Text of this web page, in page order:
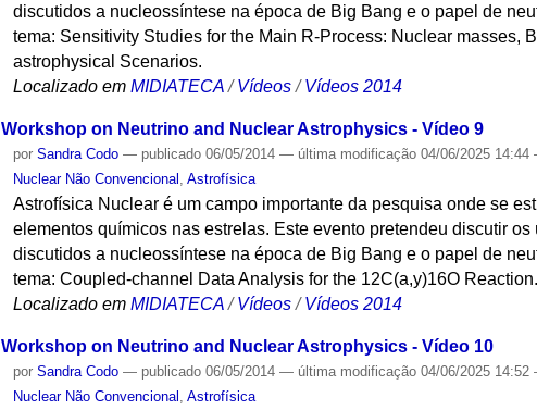
discutidos a nucleossíntese na época de Big Bang e o papel de
tema: Sensitivity Studies for the Main R-Process: Nuclear masses,
astrophysical Scenarios.
Localizado em MIDIATECA /Vídeos /Vídeos 2014
Workshop on Neutrino and Nuclear Astrophysics - Vídeo 9
porSandra Codo — publicado 06/05/2014— última modificação 04/06/2025 14:44
Nuclear Não Convencional
,Astrofísica
Astrofísica Nuclear é um campo importante da pesquisa onde se
elementos químicos nas estrelas. Este evento pretendeu discutir
discutidos a nucleossíntese na época de Big Bang e o papel de
tema: Coupled-channel Data Analysis for the 12C(a,y)16O Reaction.
Localizado em MIDIATECA /Vídeos /Vídeos 2014
Workshop on Neutrino and Nuclear Astrophysics - Vídeo 10
porSandra Codo — publicado 06/05/2014— última modificação 04/06/2025 14:52
Nuclear Não Convencional ,Astrofísica